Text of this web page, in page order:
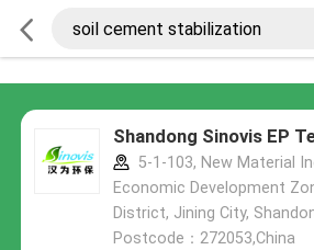
Shandong Sinovis EP
5-1-103, New Material
Economic Development
District, Jining City,
Postcode：272053,China